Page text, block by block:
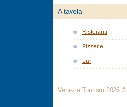
A tavola
Ristoranti
Pizzerie
Bar
Venezia Tourism 2026 ©